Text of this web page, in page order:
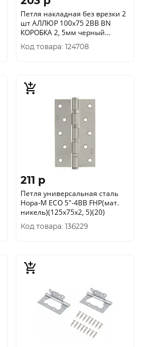
Петля накладная без врезки 2
шт АЛЛЮР 100х75 2BB BN
КОРОБКА 2, 5мм черный
никель
Код товара: 124708
211 p
Петля универсальная сталь
Нора-М ECO 5"-4ВВ FHP(мат.
никель)(125х75х2, 5)(20)
Код товара: 136229